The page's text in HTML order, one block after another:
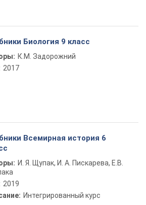
Биология 9 класс
К.М. Задорожний
2017
Всемирная история 6
И. Я. Щупак, И. А. Пискарева, Е.В.
2019
Интегрированный курс